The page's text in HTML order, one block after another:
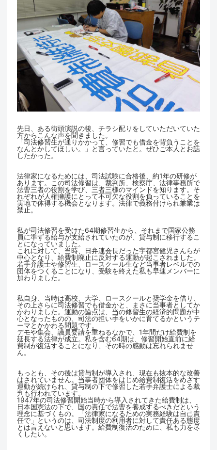
先日、ある街頭演説の後、チラシ配りをしていただいていた
方からこんな声を聞きました。
「司法修習生が通りかかって、修習でも借金を背負うことを
なんとかしてほしい。」と言っていたと。ぜひご本人とお話
したかった。
法律家になるためには、司法試験に合格後、約1年の研修が
あります。この司法修習は、裁判所、検察庁、法律事務所で
法曹三者の役割を学び、三者三様のマインドを知ります。そ
れぞれが人権擁護にとって不可欠な役割を負っていることを
実地で体得する機会となります。法律で義務付けられ兼業は
禁止。
私が司法修習を受けた64期修習生から、それまで国家公務
員に準ずる給与が支給されていたのが、貸与制に移行するこ
とになっていました。
これに対して、当時、日弁連会長だった宇都宮健児さんらが
中心となり、給費制廃止に反対する運動が起こされました。
若手弁護士や修習生、ロースクール生など当事者レベルでの
団体をつくることになり、受験を終えた私も早速メンバーに
加わりました。
私自身、当時は高校、大学、ロースクールと奨学金を借り、
その上さらに司法修習でも借金かと、まさに当事者としてか
かわりました。運動の論点は、当の修習生の経済的問題が中
心となったものの、司法の担い手をいかに育てるかというテ
ーマとかかわる問題です。
デモや集会、議員要請を重ねるなかで、1年間だけ給費制を
延長する法律が成立。私を含む64期は、修習開始直前に給
費制が復活することになり、その時の感動は忘れられませ
ん。
もっとも、その後は貸与制が導入され、現在も抜本的な改善
はされていません。当事者団体をはじめ給費制復活をめざす
運動が続けられ、貸与制の下で修習した若手弁護士による裁
判も行われています。
1947年の司法修習開始当時から導入されてきた給費制は、
日本国憲法の下で、国の責任で法曹を養成するべきだという
理念に基づくもの。「法律家になるための実務経験は自己責
任で」というのは、司法制度の利用者に対して責任ある態度
とは言えないと思います。給費制復活のために、私も力を尽
くしたい。